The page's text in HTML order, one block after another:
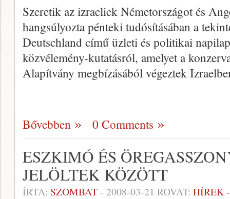
Szeretik az izraeliek Németországot és
hangsúlyozta pénteki tudósításában a
Deutschland című üzleti és politikai
közvélemény-kutatásról, amelyet a
Alapítvány megbízásából végeztek
Bővebben 0 Comments
ESZKIMÓ ÉS
JELÖLTEK KÖZÖTT
ÍRTA: SZOMBAT- 2008-03-21 ROVAT: HÍREK